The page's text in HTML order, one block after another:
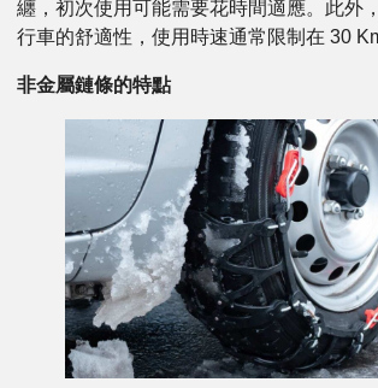
纏，初次使用可能需要花時間適應。此外
行車的舒適性，使用時速通常限制在 30
非金屬鏈條的特點